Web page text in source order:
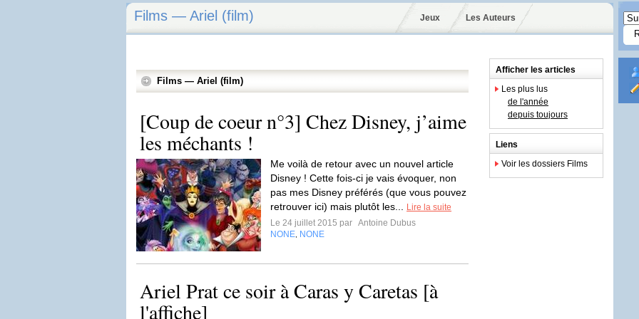
Films — Ariel (film) Jeux Les Auteurs
Films — Ariel (film)
[Coup de coeur n°3] Chez Disney, j’aime
les méchants !
Me voilà de retour avec un nouvel article
Disney ! Cette fois-ci je vais évoquer, non
pas mes Disney préférés (que vous pouvez
retrouver ici) mais plutôt les...
Lire la suite
Le 24 juillet 2015 par Antoine Dubus
NONE NONE
Ariel Prat ce soir à Caras y Caretas [à
l'affiche]
Afficher les articles
Les plus lus
de l'année
depuis toujours
Liens
Voir les dossiers Films